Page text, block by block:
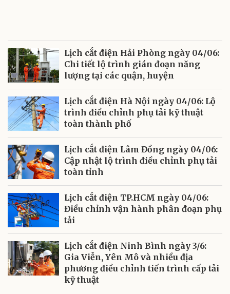
Lịch cắt điện Hải Phòng ngày 04/06:
Chi tiết lộ trình gián đoạn năng
lượng tại các quận, huyện
Lịch cắt điện Hà Nội ngày 04/06: Lộ
trình điều chỉnh phụ tải kỹ thuật
toàn thành phố
Lịch cắt điện Lâm Đồng ngày 04/06:
Cập nhật lộ trình điều chỉnh phụ tải
toàn tỉnh
Lịch cắt điện TP.HCM ngày 04/06:
Điều chỉnh vận hành phân đoạn phụ
tải
Lịch cắt điện Ninh Bình ngày 3/6:
Gia Viễn, Yên Mô và nhiều địa
phương điều chỉnh tiến trình cấp tải
kỹ thuật